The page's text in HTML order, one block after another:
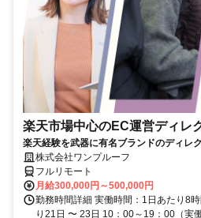
楽天市場中心のEC運営ディレ
楽天経験を武器に有名ブランドのディレ
株式会社ワンプルーフ
フルリモート
月給300,000円～500,000円
勤務時間詳細 実働時間：1日あたり8
り21日 〜 23日 10：00～19：00（実